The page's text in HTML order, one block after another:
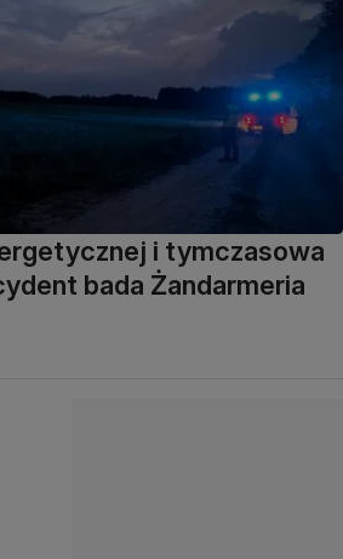
i tymczasowa
bada Żandarmeria